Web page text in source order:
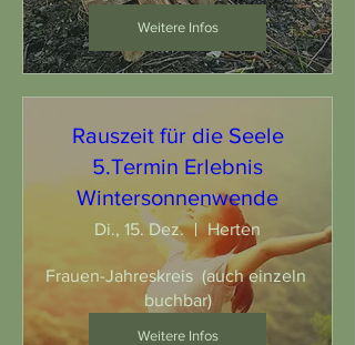
Weitere Infos
Rauszeit für die Seele
5.Termin Erlebnis
Wintersonnenwende
Di., 15. Dez. Herten
Frauen-Jahreskreis  (auch einzeln
buchbar)
Weitere Infos